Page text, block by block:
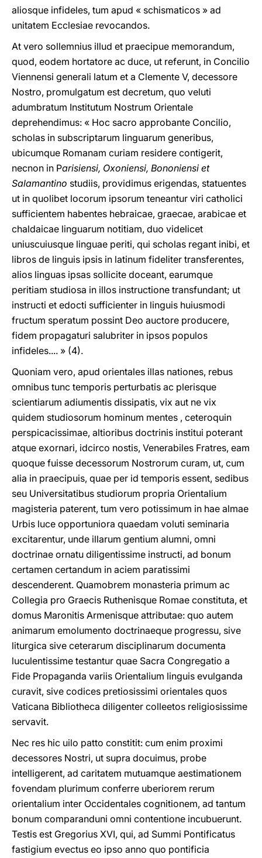
aliosque infideles, tum apud « schismaticos » ad
unitatem Ecclesiae revocandos.
At vero sollemnius illud et praecipue memorandum,
quod, eodem hortatore ac duce, ut referunt, in Concilio
Viennensi generali latum et a Clemente V, decessore
Nostro, promulgatum est decretum, quo veluti
adumbratum Institutum Nostrum Orientale
deprehendimus: « Hoc sacro approbante Concilio,
scholas in subscriptarum linguarum generibus,
ubicumque Romanam curiam residere contigerit,
necnon in Parisiensi, Oxoniensi, Bononiensi et
Salamantino studiis, providimus erigendas, statuentes
ut in quolibet locorum ipsorum teneantur viri catholici
sufficientem habentes hebraicae, graecae, arabicae et
chaldaicae linguarum notitiam, duo videlicet
uniuscuiusque linguae periti, qui scholas regant inibi, et
libros de linguis ipsis in latinum fideliter transferentes,
alios linguas ipsas sollicite doceant, earumque
peritiam studiosa in illos instructione transfundant; ut
instructi et edocti sufficienter in linguis huiusmodi
fructum speratum possint Deo auctore producere,
fidem propagaturi salubriter in ipsos populos
infideles.... » (4).
Quoniam vero, apud orientales illas nationes, rebus
omnibus tunc temporis perturbatis ac plerisque
scientiarum adiumentis dissipatis, vix aut ne vix
quidem studiosorum hominum mentes , ceteroquin
perspicacissimae, altioribus doctrinis institui poterant
atque exornari, idcirco nostis, Venerabiles Fratres, eam
quoque fuisse decessorum Nostrorum curam, ut, cum
alia in praecipuis, quae per id temporis essent, sedibus
seu Universitatibus studiorum propria Orientalium
magisteria paterent, tum vero potissimum in hae almae
Urbis luce opportuniora quaedam voluti seminaria
excitarentur, unde illarum gentium alumni, omni
doctrinae ornatu diligentissime instructi, ad bonum
certamen certandum in aciem paratissimi
descenderent. Quamobrem monasteria primum ac
Collegia pro Graecis Ruthenisque Romae constituta, et
domus Maronitis Armenisque attributae: quo autem
animarum emolumento doctrinaeque progressu, sive
liturgica sive ceterarum disciplinarum documenta
luculentissime testantur quae Sacra Congregatio a
Fide Propaganda variis Orientalium linguis evulganda
curavit, sive codices pretiosissimi orientales quos
Vaticana Bibliotheca diligenter colleetos religiosissime
servavit.
Nec res hic uilo patto constitit: cum enim proximi
decessores Nostri, ut supra docuimus, probe
intelligerent, ad caritatem mutuamque aestimationem
fovendam plurimum conferre uberiorem rerum
orientalium inter Occidentales cognitionem, ad tantum
bonum comparanduni omni contentione incubuerunt.
Testis est Gregorius XVI, qui, ad Summi Pontificatus
fastigium evectus eo ipso anno quo pontificia